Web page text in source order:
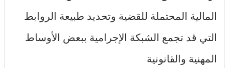
المالية المحتملة للقضية وتحديد طبيعة الروابط
التي قد تجمع الشبكة الإجرامية ببعض الأوساط
المهنية والقانونية